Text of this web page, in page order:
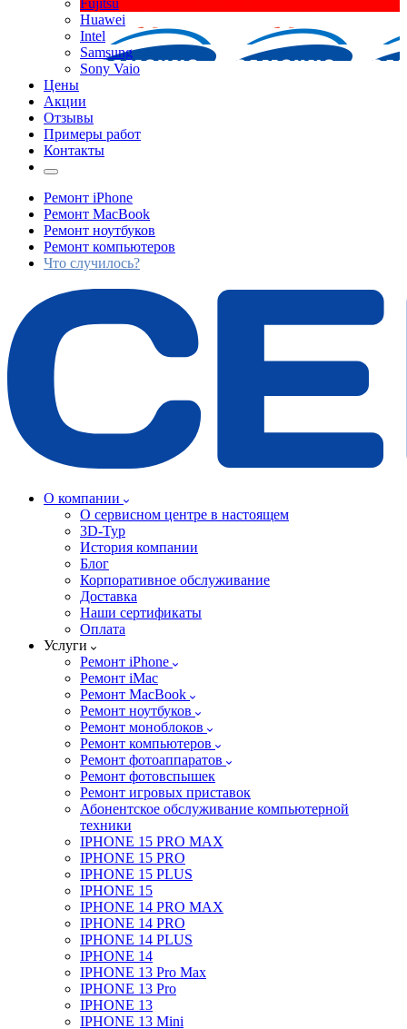
Fujitsu
Huawei
Intel
Samsung
Sony Vaio
Цены
Акции
Отзывы
Примеры работ
Контакты
Ремонт iPhone
Ремонт MacBook
Ремонт ноутбуков
Ремонт компьютеров
Что случилось?
О компании
О сервисном центре в настоящем
3D-Тур
История компании
Блог
Корпоративное обслуживание
Доставка
Наши сертификаты
Оплата
Услуги
Ремонт iPhone
Ремонт iMac
Ремонт MacBook
Ремонт ноутбуков
Ремонт моноблоков
Ремонт компьютеров
Ремонт фотоаппаратов
Ремонт фотовспышек
Ремонт игровых приставок
Абонентское обслуживание компьютерной
техники
IPHONE 15 PRO MAX
IPHONE 15 PRO
IPHONE 15 PLUS
IPHONE 15
IPHONE 14 PRO MAX
IPHONE 14 PRO
IPHONE 14 PLUS
IPHONE 14
IPHONE 13 Pro Max
IPHONE 13 Pro
IPHONE 13
IPHONE 13 Mini